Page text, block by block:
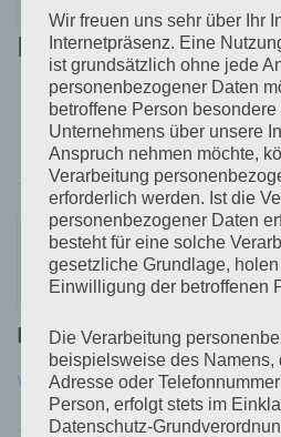
Rechtenbach
Bevorstehende
Derzeit sind keine
Veranstaltungsort geplant.
Published byAndre Kunz
View all posts by Andre Kunz
Wir freuen uns sehr über Ihr
Internetpräsenz. Eine
ist grundsätzlich ohne jede
personenbezogener Daten
betroffene Person
Unternehmens über unsere
Anspruch nehmen möchte,
Verarbeitung
erforderlich werden. Ist die
personenbezogener Daten
besteht für eine solche
gesetzliche Grundlage,
Einwilligung der betroffenen
Die Verarbeitung
beispielsweise des Namens,
Adresse oder
Person, erfolgt stets im
Datenschutz-